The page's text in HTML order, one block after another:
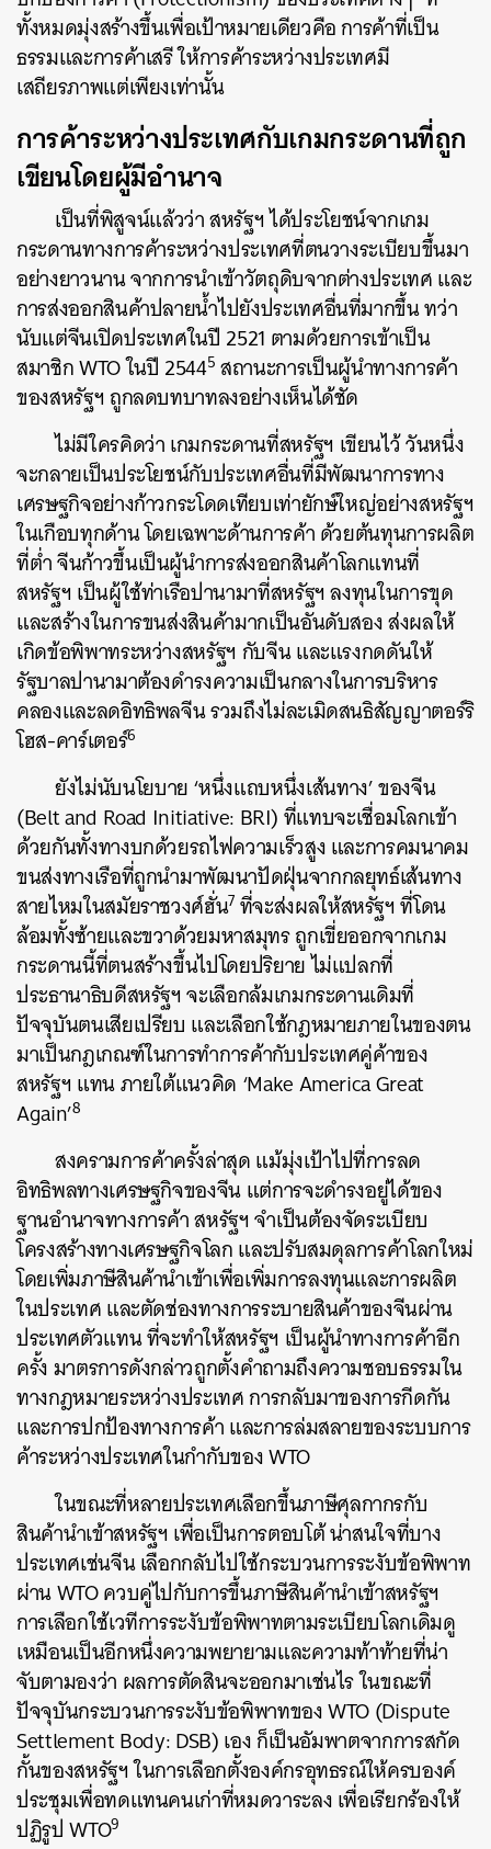
ทั้งหมดมุ่งสร้างขึ้นเพื่อเป้าหมายเดียวคือ การค้าที่เป็น
ธรรมและการค้าเสรี ให้การค้าระหว่างประเทศมี
เสถียรภาพแต่เพียงเท่านั้น
การค้าระหว่างประเทศกับเกมกระดานที่ถูก
เขียนโดยผู้มีอำนาจ
เป็นที่พิสูจน์แล้วว่า สหรัฐฯ ได้ประโยชน์จากเกม
กระดานทางการค้าระหว่างประเทศที่ตนวางระเบียบขึ้นมา
อย่างยาวนาน จากการนำเข้าวัตถุดิบจากต่างประเทศ และ
การส่งออกสินค้าปลายน้ำไปยังประเทศอื่นที่มากขึ้น ทว่า
นับแต่จีนเปิดประเทศในปี 2521 ตามด้วยการเข้าเป็น
สมาชิก WTO ในปี 25445 สถานะการเป็นผู้นำทางการค้า
ของสหรัฐฯ ถูกลดบทบาทลงอย่างเห็นได้ชัด
ไม่มีใครคิดว่า เกมกระดานที่สหรัฐฯ เขียนไว้ วันหนึ่ง
จะกลายเป็นประโยชน์กับประเทศอื่นที่มีพัฒนาการทาง
เศรษฐกิจอย่างก้าวกระโดดเทียบเท่ายักษ์ใหญ่อย่างสหรัฐฯ
ในเกือบทุกด้าน โดยเฉพาะด้านการค้า ด้วยต้นทุนการผลิต
ที่ต่ำ จีนก้าวขึ้นเป็นผู้นำการส่งออกสินค้าโลกแทนที่
สหรัฐฯ เป็นผู้ใช้ท่าเรือปานามาที่สหรัฐฯ ลงทุนในการขุด
และสร้างในการขนส่งสินค้ามากเป็นอันดับสอง ส่งผลให้
เกิดข้อพิพาทระหว่างสหรัฐฯ กับจีน และแรงกดดันให้
รัฐบาลปานามาต้องดำรงความเป็นกลางในการบริหาร
คลองและลดอิทธิพลจีน รวมถึงไม่ละเมิดสนธิสัญญาตอร์ริ
โฮส-คาร์เตอร์6
ยังไม่นับนโยบาย ‘หนึ่งแถบหนึ่งเส้นทาง’ ของจีน
(Belt and Road Initiative: BRI) ที่แทบจะเชื่อมโลกเข้า
ด้วยกันทั้งทางบกด้วยรถไฟความเร็วสูง และการคมนาคม
ขนส่งทางเรือที่ถูกนำมาพัฒนาปัดฝุ่นจากกลยุทธ์เส้นทาง
สายไหมในสมัยราชวงศ์ฮั่น7 ที่จะส่งผลให้สหรัฐฯ ที่โดน
ล้อมทั้งซ้ายและขวาด้วยมหาสมุทร ถูกเขี่ยออกจากเกม
กระดานนี้ที่ตนสร้างขึ้นไปโดยปริยาย ไม่แปลกที่
ประธานาธิบดีสหรัฐฯ จะเลือกล้มเกมกระดานเดิมที่
ปัจจุบันตนเสียเปรียบ และเลือกใช้กฎหมายภายในของตน
มาเป็นกฎเกณฑ์ในการทำการค้ากับประเทศคู่ค้าของ
สหรัฐฯ แทน ภายใต้แนวคิด ‘Make America Great
Again’8
สงครามการค้าครั้งล่าสุด แม้มุ่งเป้าไปที่การลด
อิทธิพลทางเศรษฐกิจของจีน แต่การจะดำรงอยู่ได้ของ
ฐานอำนาจทางการค้า สหรัฐฯ จำเป็นต้องจัดระเบียบ
โครงสร้างทางเศรษฐกิจโลก และปรับสมดุลการค้าโลกใหม่
โดยเพิ่มภาษีสินค้านำเข้าเพื่อเพิ่มการลงทุนและการผลิต
ในประเทศ และตัดช่องทางการระบายสินค้าของจีนผ่าน
ประเทศตัวแทน ที่จะทำให้สหรัฐฯ เป็นผู้นำทางการค้าอีก
ครั้ง มาตรการดังกล่าวถูกตั้งคำถามถึงความชอบธรรมใน
ทางกฎหมายระหว่างประเทศ การกลับมาของการกีดกัน
และการปกป้องทางการค้า และการล่มสลายของระบบการ
ค้าระหว่างประเทศในกำกับของ WTO
ในขณะที่หลายประเทศเลือกขึ้นภาษีศุลกากรกับ
สินค้านำเข้าสหรัฐฯ เพื่อเป็นการตอบโต้ น่าสนใจที่บาง
ประเทศเช่นจีน เลือกกลับไปใช้กระบวนการระงับข้อพิพาท
ผ่าน WTO ควบคู่ไปกับการขึ้นภาษีสินค้านำเข้าสหรัฐฯ
การเลือกใช้เวทีการระงับข้อพิพาทตามระเบียบโลกเดิมดู
เหมือนเป็นอีกหนึ่งความพยายามและความท้าท้ายที่น่า
จับตามองว่า ผลการตัดสินจะออกมาเช่นไร ในขณะที่
ปัจจุบันกระบวนการระงับข้อพิพาทของ WTO (Dispute
Settlement Body: DSB) เอง ก็เป็นอัมพาตจากการสกัด
กั้นของสหรัฐฯ ในการเลือกตั้งองค์กรอุทธรณ์ให้ครบองค์
ประชุมเพื่อทดแทนคนเก่าที่หมดวาระลง เพื่อเรียกร้องให้
ปฏิรูป WTO9